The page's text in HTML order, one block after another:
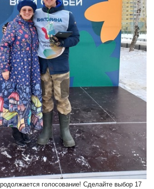
голосование! Сделайте выбор 17